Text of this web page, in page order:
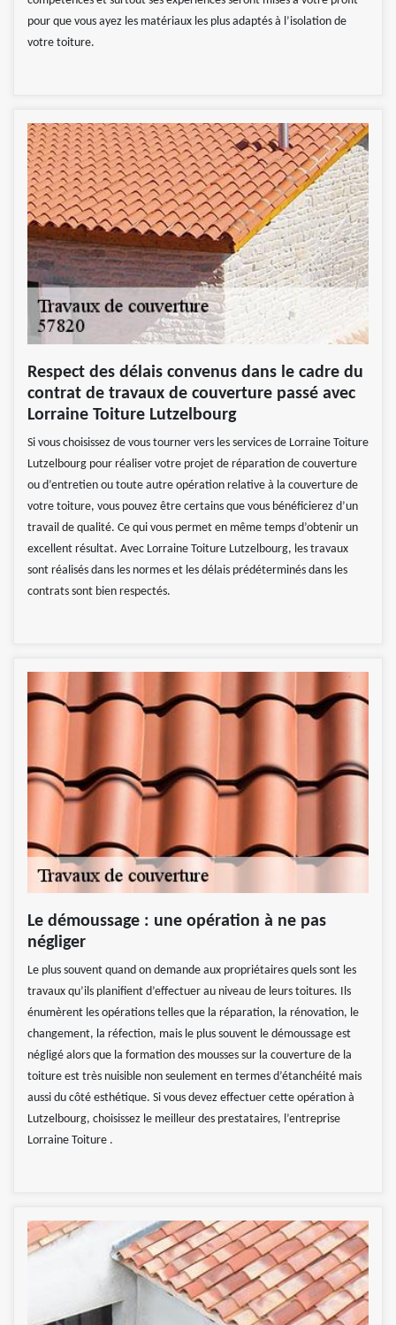
pour que vous ayez les matériaux les plus adaptés à l’isolation de
votre toiture.
Respect des délais convenus dans le cadre du
contrat de travaux de couverture passé avec
Lorraine Toiture Lutzelbourg
Si vous choisissez de vous tourner vers les services de Lorraine Toiture
Lutzelbourg pour réaliser votre projet de réparation de couverture
ou d’entretien ou toute autre opération relative à la couverture de
votre toiture, vous pouvez être certains que vous bénéficierez d’un
travail de qualité. Ce qui vous permet en même temps d’obtenir un
excellent résultat. Avec Lorraine Toiture Lutzelbourg, les travaux
sont réalisés dans les normes et les délais prédéterminés dans les
contrats sont bien respectés.
Le démoussage : une opération à ne pas
négliger
Le plus souvent quand on demande aux propriétaires quels sont les
travaux qu’ils planifient d’effectuer au niveau de leurs toitures. Ils
énumèrent les opérations telles que la réparation, la rénovation, le
changement, la réfection, mais le plus souvent le démoussage est
négligé alors que la formation des mousses sur la couverture de la
toiture est très nuisible non seulement en termes d’étanchéité mais
aussi du côté esthétique. Si vous devez effectuer cette opération à
Lutzelbourg, choisissez le meilleur des prestataires, l’entreprise
Lorraine Toiture .